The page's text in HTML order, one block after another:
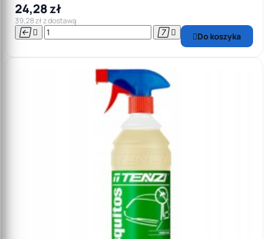
24,28 zł
39,28 zł z dostawą
    Do koszyka